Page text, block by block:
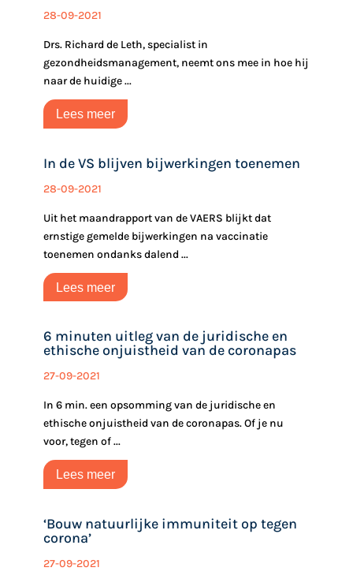
28-09-2021
Drs. Richard de Leth, specialist in
gezondheidsmanagement, neemt ons mee in hoe hij
naar de huidige ...
Lees meer
In de VS blijven bijwerkingen toenemen
28-09-2021
Uit het maandrapport van de VAERS blijkt dat
ernstige gemelde bijwerkingen na vaccinatie
toenemen ondanks dalend ...
Lees meer
6 minuten uitleg van de juridische en
ethische onjuistheid van de coronapas
27-09-2021
In 6 min. een opsomming van de juridische en
ethische onjuistheid van de coronapas. Of je nu
voor, tegen of ...
Lees meer
‘Bouw natuurlijke immuniteit op tegen
corona’
27-09-2021